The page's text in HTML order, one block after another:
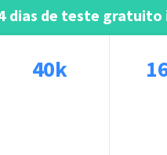
dias de teste gratuito
40k